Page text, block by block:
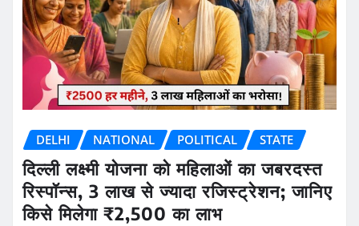
DELHI NATIONAL POLITICAL STATE
दिल्ली लक्ष्मी योजना को महिलाओं का जबरदस्त
रिस्पॉन्स, 3 लाख से ज्यादा रजिस्ट्रेशन; जानिए
किसे मिलेगा ₹2,500 का लाभ